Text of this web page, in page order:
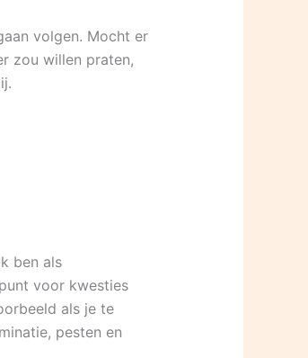
volgen. Mocht er
zou willen praten,
ben als
voor kwesties
als je te
pesten en